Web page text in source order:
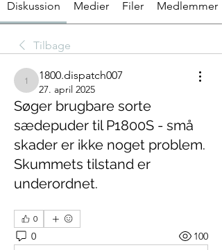
Diskussion Medier Filer Medlemmer
Tilbage
1800.dispatch007
1800.dispatch007
27. april 2025
Søger brugbare sorte
sædepuder til P1800S - små
skader er ikke noget problem.
Skummets tilstand er
underordnet.
0
0 100